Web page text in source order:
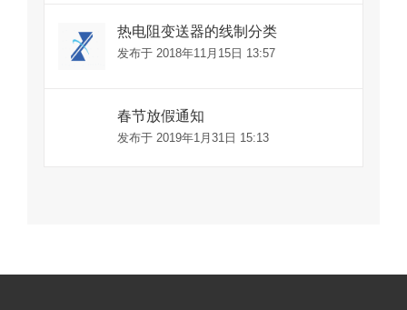
热电阻变送器的线制分类
发布于 2018年11月15日 13:57
春节放假通知
发布于 2019年1月31日 15:13